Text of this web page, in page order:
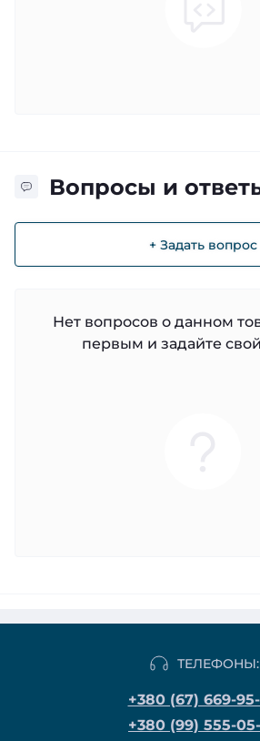
Вопросы и
+ Задать вопрос
Нет вопросов о данном
первым и задайте
ТЕЛЕФОНЫ:
+380 (67) 669-
+380 (99) 555-